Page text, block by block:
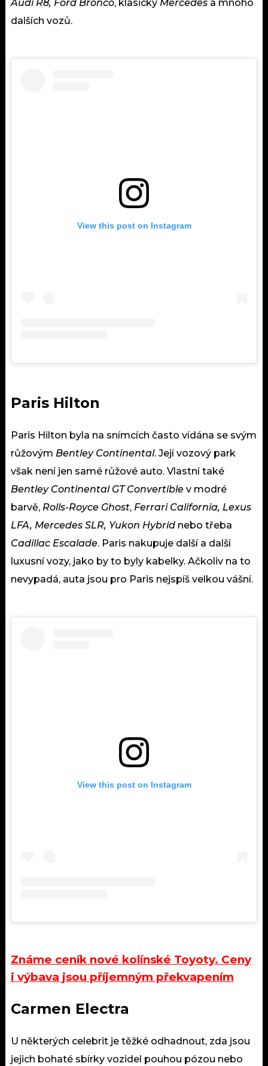
Audi R8, Ford Bronco, klasický Mercedes a mnoho
dalších vozů.
View this post on Instagram
Paris Hilton
Paris Hilton byla na snímcích často vídána se svým
růžovým Bentley Continental. Její vozový park
však není jen samé růžové auto. Vlastní také
Bentley Continental GT Convertible v modré
barvě, Rolls-Royce Ghost, Ferrari California, Lexus
LFA, Mercedes SLR, Yukon Hybrid nebo třeba
Cadillac Escalade. Paris nakupuje další a další
luxusní vozy, jako by to byly kabelky. Ačkoliv na to
nevypadá, auta jsou pro Paris nejspíš velkou vášní.
View this post on Instagram
Známe ceník nové kolínské Toyoty. Ceny
i výbava jsou příjemným překvapením
Carmen Electra
U některých celebrit je těžké odhadnout, zda jsou
jejich bohaté sbírky vozidel pouhou pózou nebo